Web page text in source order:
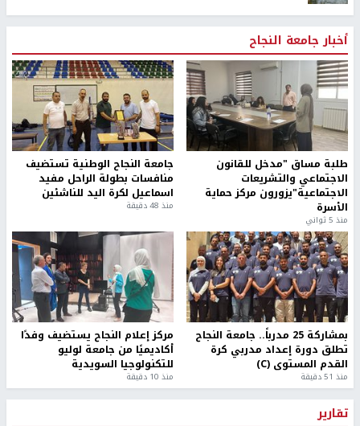
أخبار جامعة النجاح
طلبة مساق "مدخل للقانون
الاجتماعي والتشريعات
الاجتماعية"يزورون مركز حماية
الأسرة
منذ 5 ثواني
جامعة النجاح الوطنية تستضيف
منافسات بطولة الراحل مفيد
اسماعيل لكرة اليد للناشئين
منذ 48 دقيقة
بمشاركة 25 مدرباً.. جامعة النجاح
تطلق دورة إعداد مدربي كرة
القدم المستوى (C)
منذ 51 دقيقة
مركز إعلام النجاح يستضيف وفدًا
أكاديميًا من جامعة لوليو
للتكنولوجيا السويدية
منذ 10 دقيقة
تقارير